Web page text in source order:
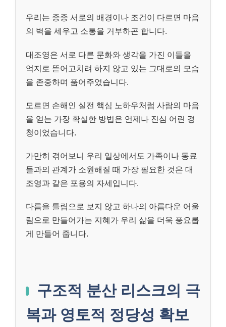
우리는 종종 서로의 배경이나 조건이 다르면 마음
의 벽을 세우고 소통을 거부하곤 합니다.
대조영은 서로 다른 문화와 생각을 가진 이들을
억지로 뜯어고치려 하지 않고 있는 그대로의 모습
을 존중하며 품어주었습니다.
모르면 손해인 실전 핵심 노하우처럼 사람의 마음
을 얻는 가장 확실한 방법은 언제나 진심 어린 경
청이었습니다.
가만히 겪어보니 우리 일상에서도 가족이나 동료
들과의 관계가 소원해질 때 가장 필요한 것은 대
조영과 같은 포용의 자세입니다.
다름을 틀림으로 보지 않고 하나의 아름다운 어울
림으로 만들어가는 지혜가 우리 삶을 더욱 풍요롭
게 만들어 줍니다.
구조적 분산 리스크의 극
복과 영토적 정당성 확보